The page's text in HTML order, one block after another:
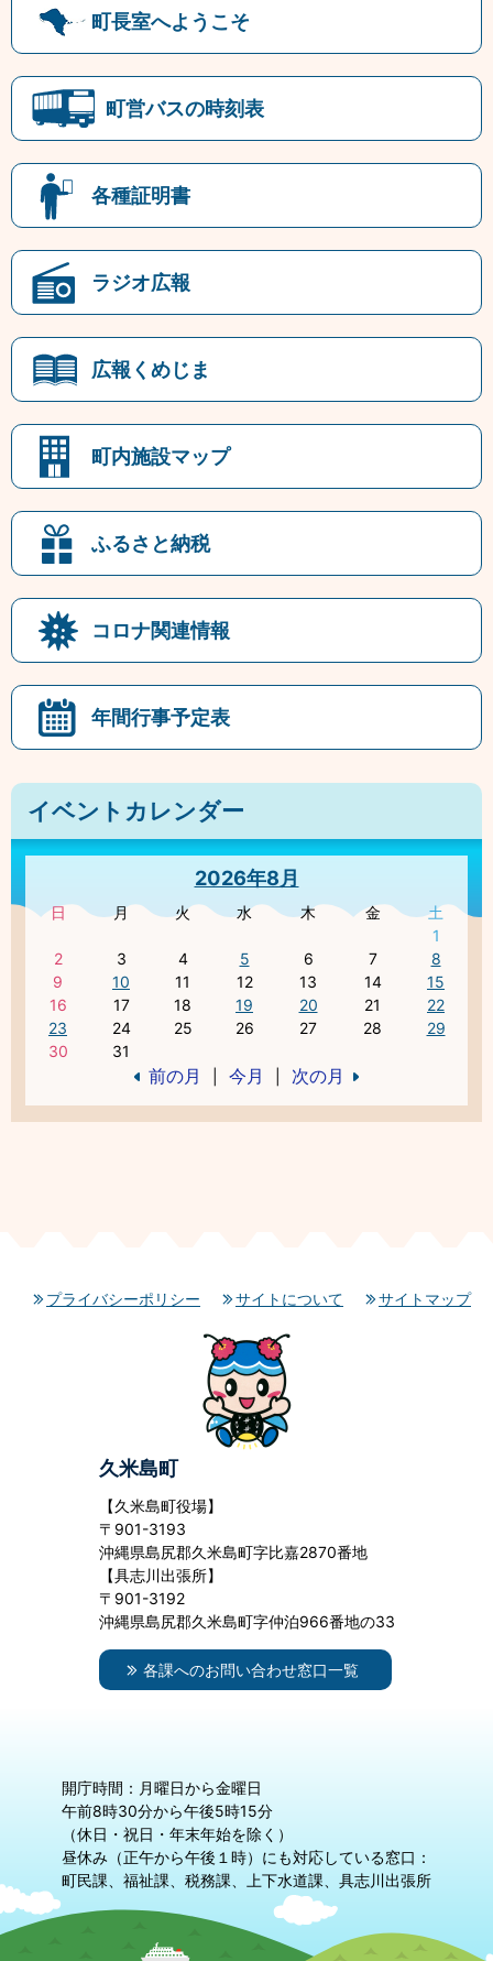
町長室へようこそ
町営バスの時刻表
各種証明書
ラジオ広報
広報くめじま
町内施設マップ
ふるさと納税
コロナ関連情報
年間行事予定表
イベントカレンダー
2026年8月
日 月 火 水 木 金
土
1
2
3 4 5 6 7
8
9
10 11 12 13 14
15
16
17 18 19 20 21
22
23
24 25 26 27 28
29
30
31
前の月 今月 次の月
プライバシーポリシー サイトについて サイトマップ
久米島町
【久米島町役場】
〒901-3193
沖縄県島尻郡久米島町字比嘉2870番地
【具志川出張所】
〒901-3192
沖縄県島尻郡久米島町字仲泊966番地の33
各課へのお問い合わせ窓口一覧
開庁時間：月曜日から金曜日
午前8時30分から午後5時15分
（休日・祝日・年末年始を除く）
昼休み（正午から午後１時）にも対応している窓口：
町民課、福祉課、税務課、上下水道課、具志川出張所